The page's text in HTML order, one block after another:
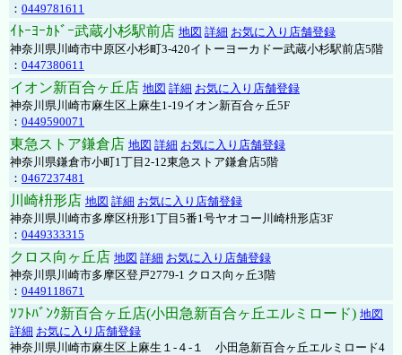
： 0449781611
ｲﾄｰﾖｰｶﾄﾞｰ武蔵小杉駅前店 地図 詳細 お気に入り店舗登録
神奈川県川崎市中原区小杉町3-420イトーヨーカドー武蔵小杉駅前店5階
： 0447380611
イオン新百合ヶ丘店 地図 詳細 お気に入り店舗登録
神奈川県川崎市麻生区上麻生1-19イオン新百合ヶ丘5F
： 0449590071
東急ストア鎌倉店 地図 詳細 お気に入り店舗登録
神奈川県鎌倉市小町1丁目2-12東急ストア鎌倉店5階
： 0467237481
川崎枡形店 地図 詳細 お気に入り店舗登録
神奈川県川崎市多摩区枡形1丁目5番1号ヤオコー川崎枡形店3F
： 0449333315
クロス向ヶ丘店 地図 詳細 お気に入り店舗登録
神奈川県川崎市多摩区登戸2779-1 クロス向ヶ丘3階
： 0449118671
ｿﾌﾄﾊﾞﾝｸ新百合ヶ丘店(小田急新百合ヶ丘エルミロード) 地図
詳細 お気に入り店舗登録
神奈川県川崎市麻生区上麻生１-４-１ 小田急新百合ヶ丘エルミロード4